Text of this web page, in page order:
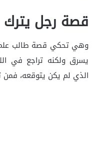
قصة رجل يترك
وهي تحكي قصة طالب علم
يسرق ولكنه تراجع في
الذي لم يكن يتوقعه،